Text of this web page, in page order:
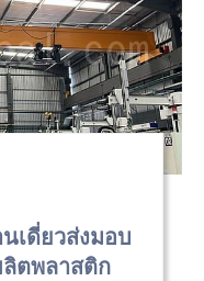
เดี่ยวส่งมอบ
ตพลาสติก